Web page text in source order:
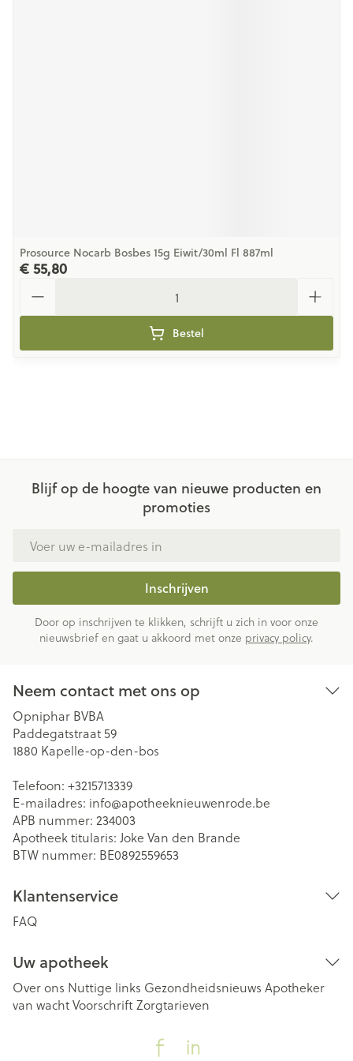
Prosource Nocarb Bosbes 15g Eiwit/30ml Fl 887ml
€ 55,80
Bestel
Blijf op de hoogte van nieuwe producten en
promoties
Inschrijven
Door op inschrijven te klikken, schrijft u zich in voor onze
nieuwsbrief en gaat u akkoord met onze privacy policy.
Neem contact met ons op
Opniphar BVBA
Paddegatstraat 59
1880 Kapelle-op-den-bos
Telefoon: +3215713339
E-mailadres: info@apotheeknieuwenrode.be
APB nummer: 234003
Apotheek titularis: Joke Van den Brande
BTW nummer: BE0892559653
Klantenservice
FAQ
Uw apotheek
Over ons Nuttige links Gezondheidsnieuws Apotheker
van wachtVoorschriftZorgtarieven